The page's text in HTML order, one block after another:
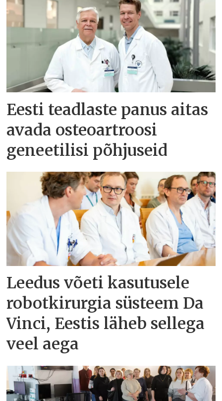
Eesti teadlaste panus aitas
avada osteoartroosi
geneetilisi põhjuseid
Leedus võeti kasutusele
robotkirurgia süsteem Da
Vinci, Eestis läheb sellega
veel aega